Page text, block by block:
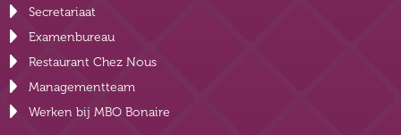
Secretariaat
Examenbureau
Restaurant Chez Nous
Managementteam
Werken bij MBO Bonaire